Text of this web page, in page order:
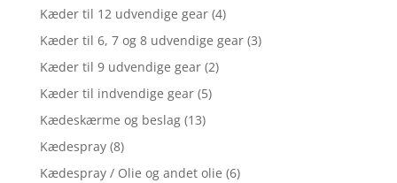
Kæder til 12 udvendige gear (4)
Kæder til 6, 7 og 8 udvendige gear (3)
Kæder til 9 udvendige gear (2)
Kæder til indvendige gear (5)
Kædeskærme og beslag (13)
Kædespray (8)
Kædespray / Olie og andet olie (6)